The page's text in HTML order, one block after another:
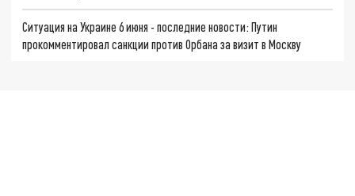
Ситуация на Украине 6 июня - последние новости: Путин
прокомментировал санкции против Орбана за визит в Москву